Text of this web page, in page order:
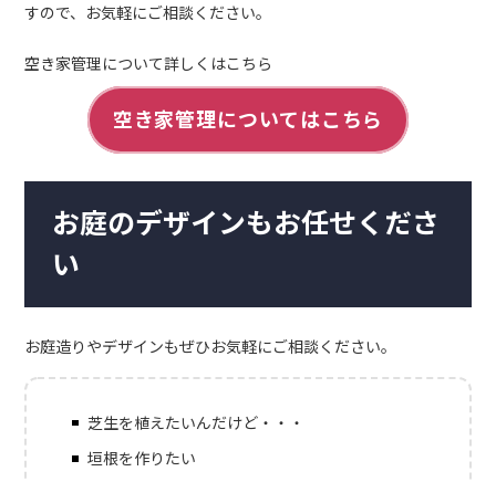
すので、お気軽にご相談ください。
空き家管理について詳しくはこちら
空き家管理についてはこちら
お庭のデザインもお任せくださ
い
お庭造りやデザインもぜひお気軽にご相談ください。
芝生を植えたいんだけど・・・
垣根を作りたい